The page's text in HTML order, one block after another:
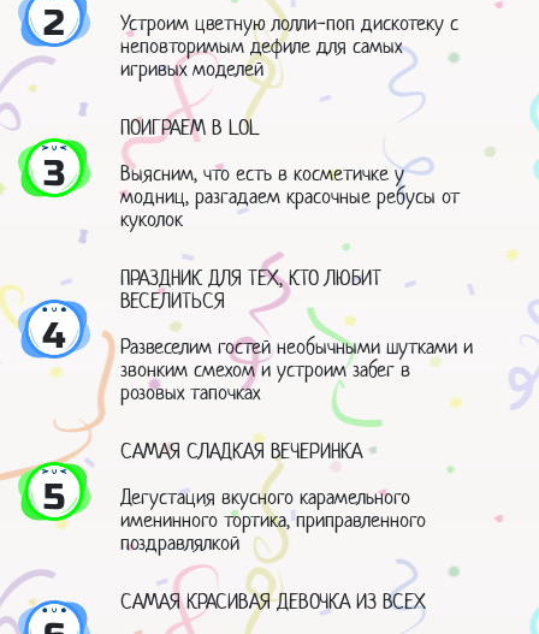
2
Устроим цветную лолли-поп дискотеку с
неповторимым дефиле для самых
игривых моделей
3
ПОИГРАЕМ В LOL
Выясним, что есть в косметичке у
модниц, разгадаем красочные ребусы от
куколок
4
ПРАЗДНИК ДЛЯ ТЕХ, КТО ЛЮБИТ
ВЕСЕЛИТЬСЯ
Развеселим гостей необычными шутками и
звонким смехом и устроим забег в
розовых тапочках
5
САМАЯ СЛАДКАЯ ВЕЧЕРИНКА
Дегустация вкусного карамельного
именинного тортика, приправленного
поздравлялкой
САМАЯ КРАСИВАЯ ДЕВОЧКА ИЗ ВСЕХ